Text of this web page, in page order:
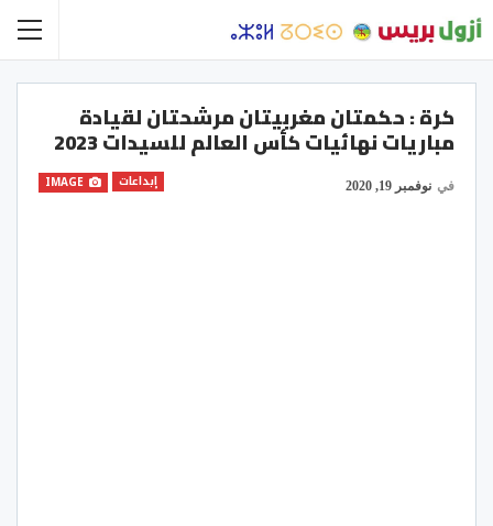
كرة : حكمتان مغربيتان مرشحتان لقيادة
مباريات نهائيات كأس العالم للسيدات 2023
إبداعات في نوفمبر 19, 2020